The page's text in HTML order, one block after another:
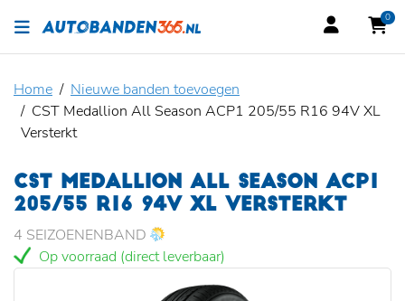
0
Home
Nieuwe banden toevoegen
CST Medallion All Season ACP1 205/55 R16 94V XL
Versterkt
CST MEDALLION ALL SEASON ACP1
205/55 R16 94V XL VERSTERKT
4 SEIZOENENBAND
Op voorraad (direct leverbaar)